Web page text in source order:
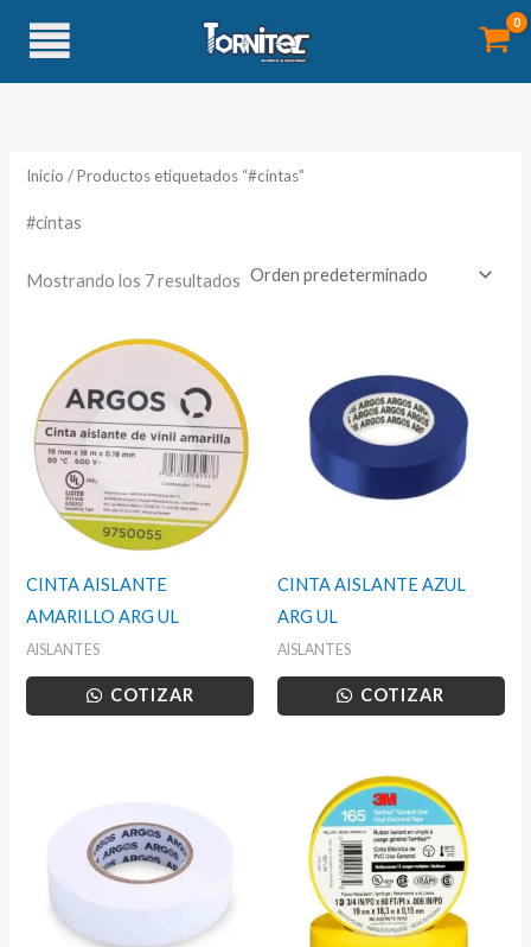
contenido
Inicio / Productos etiquetados “#cintas”
#cintas
Mostrando los 7 resultados
CINTA AISLANTE
AMARILLO ARG UL
AISLANTES
COTIZAR
CINTA AISLANTE AZUL
ARG UL
AISLANTES
COTIZAR